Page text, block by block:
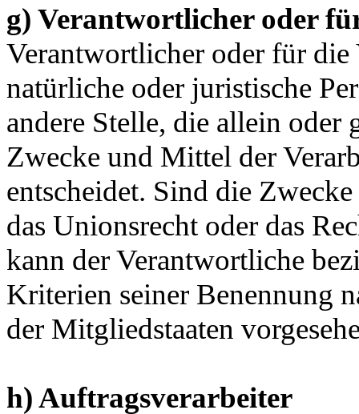
g) Verantwortlicher oder
Verantwortlicher oder für
natürliche oder juristische
andere Stelle, die allein oder
Zwecke und Mittel der
entscheidet. Sind die
das Unionsrecht oder das
kann der Verantwortliche
Kriterien seiner Benennung
der Mitgliedstaaten
h) Auftragsverarbeiter